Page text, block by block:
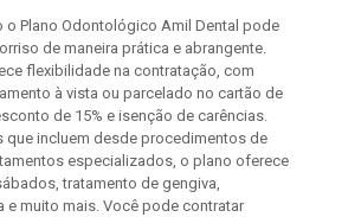
o Plano Odontológico Amil Dental pode
de maneira prática e abrangente.
flexibilidade na contratação, com
à vista ou parcelado no cartão de
de 15% e isenção de carências.
que incluem desde procedimentos de
especializados, o plano oferece
tratamento de gengiva,
e muito mais. Você pode contratar